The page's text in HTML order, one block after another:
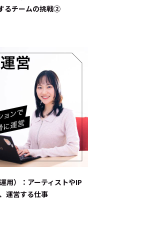
るチームの挑戦②
用）：アーティストやIP
運営する仕事